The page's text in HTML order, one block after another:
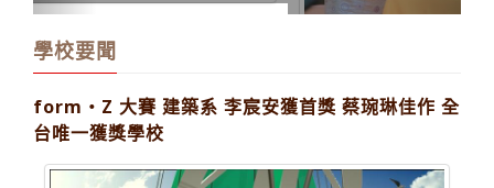
教育部數位成果發表
form‧Z 大賽 建築系 李宸安獲首獎 蔡琬琳佳作 全
台唯一獲獎學校